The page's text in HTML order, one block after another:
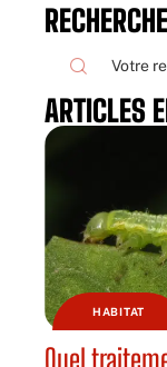
RECHERCHE
ARTICLES
HABITAT